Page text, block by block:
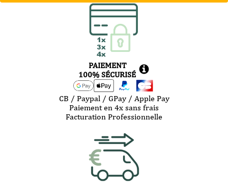
PAIEMENT
100% SÉCURISÉ
CB / Paypal / GPay / Apple Pay
Paiement en 4x sans frais
Facturation Professionnelle